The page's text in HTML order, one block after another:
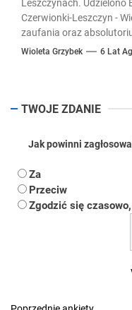
Leszczynach. Udzielono
Czerwionki-Leszczyn -
zaufania oraz
Wioleta Grzybek 6 Lat
TWOJE ZDANIE
Jak powinni
Za
Przeciw
Zgodzić się